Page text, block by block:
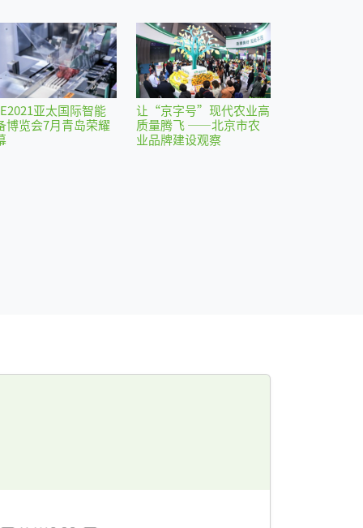
亚太国际智能
博览会7月青岛荣耀
让“京字号”现代农业高
质量腾飞 ——北京市农
业品牌建设观察